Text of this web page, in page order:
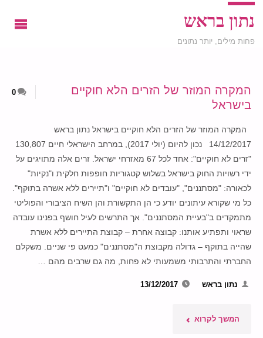
נתון בראש
פחות מילים, יותר נתונים
המקרה המוזר של הזרים הלא חוקיים
בישראל
0
המקרה המוזר של הזרים הלא חוקיים בישראל נתון בראש
14/12/2017 נכון להיום (יולי 2017), במרחב הישראלי חיים 130,807
"זרים לא חוקיים": אחד לכל 67 מאזרחי ישראל. זרים אלה מתויגים על
ידי רשויות החוק בישראל בשלוש קטגוריות חופפות חלקית ו"נקיות"
לכאורה: "מסתננים", "עובדים לא חוקיים" ו"תיירים ללא אשרה בתוקף".
כל מי שקורא עיתונים יודע כי הן התקשורת והן השיח הציבורי והפוליטי
מתמקדים ב"בעיית המסתננים". אך התרשים לעיל חושף בפנינו עובדה
שראוי ותפתיע אותנו: קבוצה אחרת – קבוצת התיירים ללא אשרת
שהייה בתוקף – גדולה מקבוצת ה"מסתננים" כמעט פי שניים. משקלם
החברתי והתרבותי משמעותי לא פחות, מה גם שרבים מהם …
נתון בראש 13/12/2017
המשך לקרוא "המקרה